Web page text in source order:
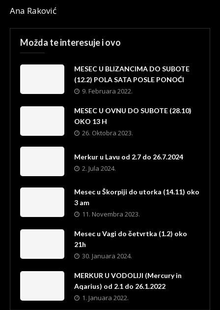
Ana Raković
Možda te interesuje i ovo
MESEC U BLIZANCIMA DO SUBOTE
(12.2) POLA SATA POSLE PONOĆI
9. Februara 2022.
MESEC U OVNU DO SUBOTE (28.10)
OKO 13 H
26. Oktobra 2023.
Merkur u Lavu od 2.7 do 26.7.2024
2. Jula 2024.
Mesec u Škorpiji do utorka (14.11) oko
3 am
11. Novembra 2023.
Mesec u Vagi do četvrtka (1.2) oko
21h
30. Januara 2024.
MERKUR U VODOLIJI (Mercury in
Aqarius) od 2.1 do 26.1.2022
1. Januara 2022.